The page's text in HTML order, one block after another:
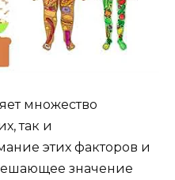
множество
так и
этих факторов и
значение